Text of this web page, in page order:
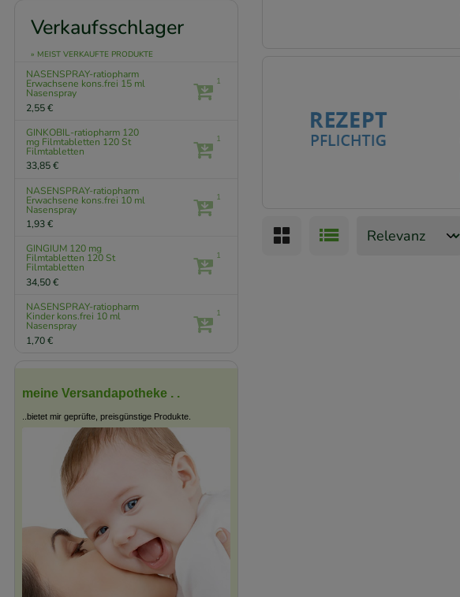
Verkaufsschlager
» MEIST VERKAUFTE PRODUKTE
NASENSPRAY-ratiopharm
Erwachsene kons.frei 15 ml
Nasenspray
2,55 €
1
GINKOBIL-ratiopharm 120
mg Filmtabletten 120 St
Filmtabletten
33,85 €
1
NASENSPRAY-ratiopharm
Erwachsene kons.frei 10 ml
Nasenspray
1,93 €
1
GINGIUM 120 mg
Filmtabletten 120 St
Filmtabletten
34,50 €
1
NASENSPRAY-ratiopharm
Kinder kons.frei 10 ml
Nasenspray
1,70 €
1
meine Versandapotheke . .
..bietet mir geprüfte, preisgünstige Produkte.